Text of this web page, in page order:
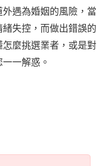
遇為婚姻的風險，當
失控，而做出錯誤的
麼挑選業者，或是對
一解惑。